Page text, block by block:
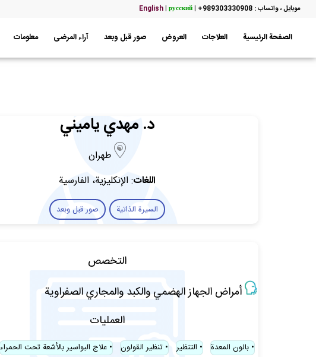
موبایل ، واتساب : 989303330908+ |
English|русский
الصفحة الرئيسية العلاجات العروض صور قبل وبعد آراء المرضى معلومات
د. مهدي ياميني
طهران
اللغات: الإنكليزية، الفارسية
السيرة الذاتية صور قبل وبعد
التخصص
أمراض الجهاز الهضمي والكبد والمجاري الصفراوية
العمليات
بالون المعدة التنظير تنظير القولون
علاج البواسير بالأشعة تحت الحمراء